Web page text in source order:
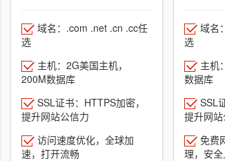
域名：.com .net .cn .cc任
选
主机：2G美国主机，
200M数据库
SSL证书：HTTPS加密，
提升网站公信力
访问速度优化，全球加
速，打开流畅
域名
选
主机
数据库
SSL
提升网
免费
理，安